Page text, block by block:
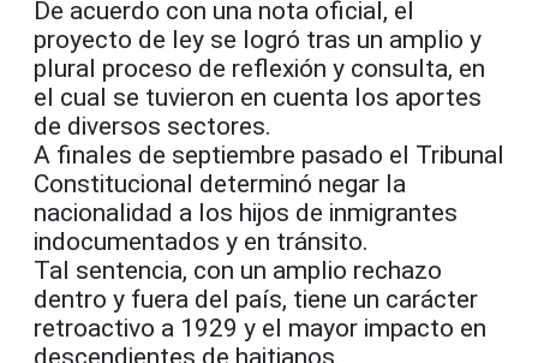
De acuerdo con una nota oficial, el
proyecto de ley se logró tras un amplio y
plural proceso de reflexión y consulta, en
el cual se tuvieron en cuenta los aportes
de diversos sectores.
A finales de septiembre pasado el Tribunal
Constitucional determinó negar la
nacionalidad a los hijos de inmigrantes
indocumentados y en tránsito.
Tal sentencia, con un amplio rechazo
dentro y fuera del país, tiene un carácter
retroactivo a 1929 y el mayor impacto en